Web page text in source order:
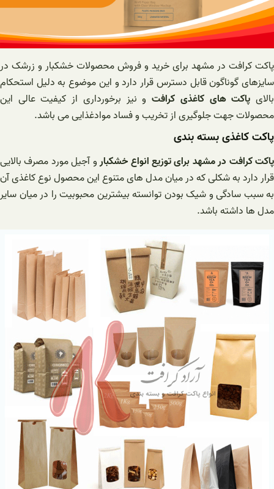
پاکت کرافت در مشهد برای خرید و فروش محصولات خشکبار و زرشک در
سایزهای گوناگون قابل دسترس قرار دارد و این موضوع به دلیل استحکام
بالایپاکت های کاغذی کرافتو نیز برخورداری از کیفیت عالی این
محصولات جهت جلوگیری از تخریب و فساد موادغذایی می باشد.
پاکت کاغذی بسته بندی
پاکت کرافت در مشهد برای توزیع انواع خشکبارو آجیل مورد مصرف بالایی
قرار دارد به شکلی که در میان مدل های متنوع این محصول نوع کاغذی آن
به سبب سادگی و شیک بودن توانسته بیشترین محبوبیت را در میان سایر
مدل ها داشته باشد.